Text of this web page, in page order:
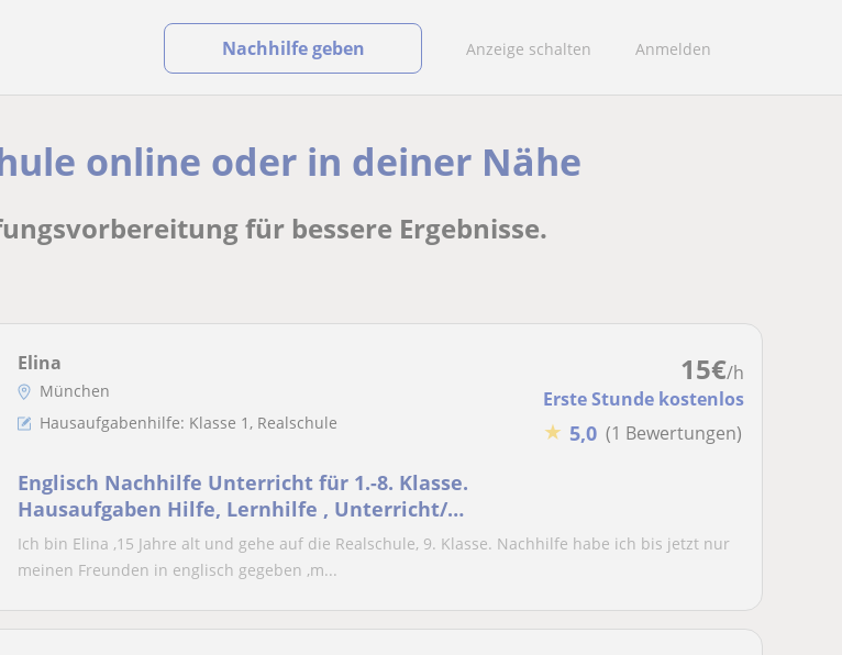
Anzeige schalten Anmelden
Nachhilfe geben
online oder in deiner Nähe
für bessere Ergebnisse.
15€/h
Erste Stunde kostenlos
★ 5,0 (1 Bewertungen)
Elina
München
Hausaufgabenhilfe: Klasse 1, Realschule
Englisch Nachhilfe Unterricht für 1.-8. Klasse.
Hausaufgaben Hilfe, Lernhilfe , Unterricht/
Prüfungsvorbereitung
Ich bin Elina ,15 Jahre alt und gehe auf die Realschule, 9. Klasse. Nachhilfe habe ich bis jetzt nur
meinen Freunden in englisch gegeben ,m...